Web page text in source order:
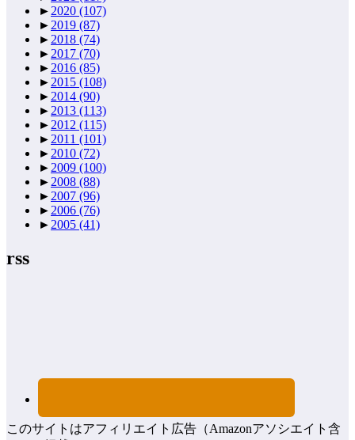
► 2020 (107)
► 2019 (87)
► 2018 (74)
► 2017 (70)
► 2016 (85)
► 2015 (108)
► 2014 (90)
► 2013 (113)
► 2012 (115)
► 2011 (101)
► 2010 (72)
► 2009 (100)
► 2008 (88)
► 2007 (96)
► 2006 (76)
► 2005 (41)
rss
このサイトはアフィリエイト広告（Amazonアソシエイト含